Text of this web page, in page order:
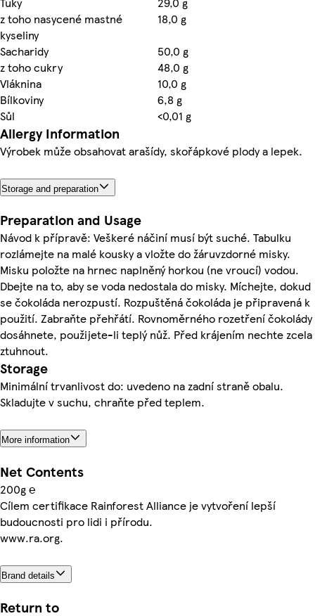
z toho nasycené mastné
kyseliny
18,0 g
Sacharidy
50,0 g
z toho cukry
48,0 g
Vláknina
10,0 g
Bílkoviny
6,8 g
Sůl
<0,01 g
Allergy Information
Výrobek může obsahovat arašídy, skořápkové plody a lepek.
Storage and preparation
Preparation and Usage
Návod k přípravě: Veškeré náčiní musí být suché. Tabulku
rozlámejte na malé kousky a vložte do žáruvzdorné misky.
Misku položte na hrnec naplněný horkou (ne vroucí) vodou.
Dbejte na to, aby se voda nedostala do misky. Míchejte, dokud
se čokoláda nerozpustí. Rozpuštěná čokoláda je připravená k
použití. Zabraňte přehřátí. Rovnoměrného rozetření čokolády
dosáhnete, použijete-li teplý nůž. Před krájením nechte zcela
ztuhnout.
Storage
Minimální trvanlivost do: uvedeno na zadní straně obalu.
Skladujte v suchu, chraňte před teplem.
More information
Net Contents
200g ℮
Cílem certifikace Rainforest Alliance je vytvoření lepší
budoucnosti pro lidi i přírodu.
www.ra.org.
Brand details
Return to